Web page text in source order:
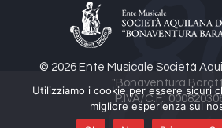
© 2026 Ente Musicale Società
"Bonaventura
P.IVA/C.F.:
Utilizziamo i cookie per essere sicuri
migliore esperienza sul